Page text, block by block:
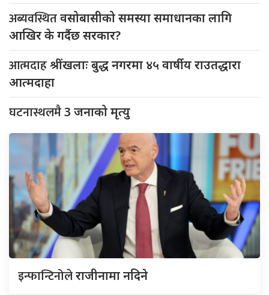
अब्यवस्थितवसोबासीको समस्या समाधानका लागि
आखिर के गर्दैछ सरकार?
आत्मदाहश्रींखलाः बुद्ध नगरमा ४५ वार्षीय राउतद्धारा
आत्मदाहा
घटनास्थलमै3 जनाको मृत्यु
इन्फान्टिनोलेराजीनामा नदिने